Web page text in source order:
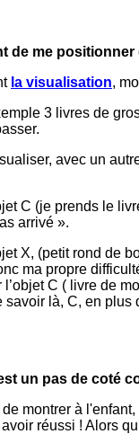
de me
la visualisation,
3 livres de
avec un
C (je prends le
arrivé ».
X, (petit rond de
ma propre
C ( livre de
là, C, en plus
un pas de coté
de montrer à
réussi ! Alors